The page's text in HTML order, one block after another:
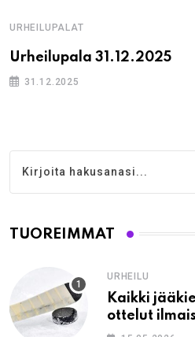
URHEILUPALAT
Urheilupala 31.12.2025
31.12.2025
TUOREIMMAT
URHEILU
Kaikki
ottelut